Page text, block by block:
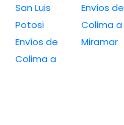
San Luis
Potosi
Envíos de
Colima a
Envíos de
Colima a
Miramar